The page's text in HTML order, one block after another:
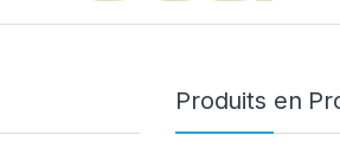
Produits en